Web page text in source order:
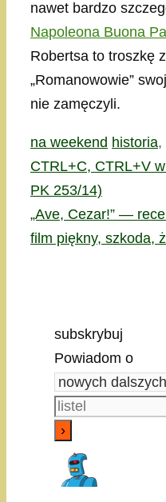
nawet bardzo
Napoleona Buona
Robertsa to troszkę
„Romanowowie”
nie zamęczyli.
Kategorie
na weekend Tagi
historia,
CTRL+C, CTRL+V
PK 253/14)
„Ave, Cezar!” —
film piękny, szkoda,
subskrybuj
Powiadom o